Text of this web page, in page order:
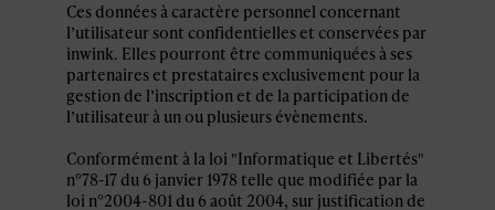
Ces données à caractère personnel concernant
l’utilisateur sont confidentielles et conservées par
inwink. Elles pourront être communiquées à ses
partenaires et prestataires exclusivement pour la
gestion de l’inscription et de la participation de
l’utilisateur à un ou plusieurs évènements.
Conformément à la loi "Informatique et Libertés"
n°78-17 du 6 janvier 1978 telle que modifiée par la
loi n°2004-801 du 6 août 2004, sur justification de